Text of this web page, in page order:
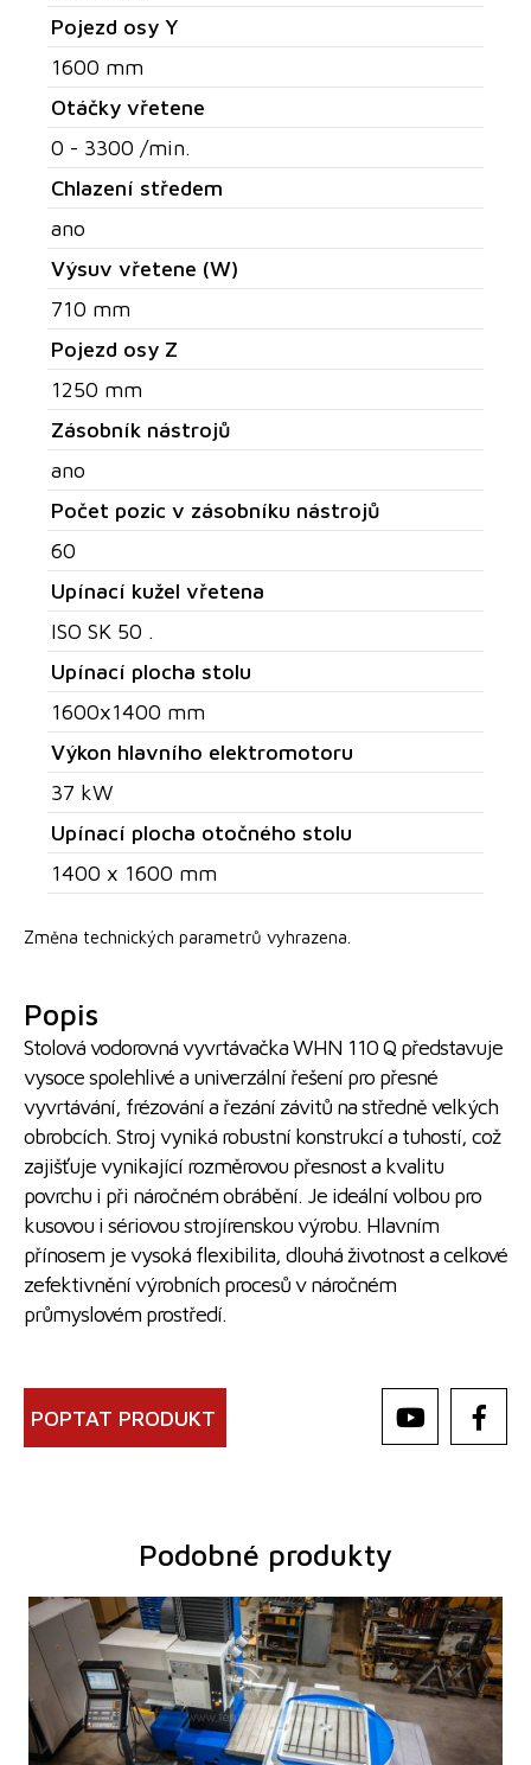
Pojezd osy Y
1600 mm
Otáčky vřetene
0 - 3300 /min.
Chlazení středem
ano
Výsuv vřetene (W)
710 mm
Pojezd osy Z
1250 mm
Zásobník nástrojů
ano
Počet pozic v zásobníku nástrojů
60
Upínací kužel vřetena
ISO SK 50 .
Upínací plocha stolu
1600x1400 mm
Výkon hlavního elektromotoru
37 kW
Upínací plocha otočného stolu
1400 x 1600 mm
Změna technických parametrů vyhrazena.
Popis
Stolová vodorovná vyvrtávačka WHN 110 Q představuje
vysoce spolehlivé a univerzální řešení pro přesné
vyvrtávání, frézování a řezání závitů na středně velkých
obrobcích. Stroj vyniká robustní konstrukcí a tuhostí, což
zajišťuje vynikající rozměrovou přesnost a kvalitu
povrchu i při náročném obrábění. Je ideální volbou pro
kusovou i sériovou strojírenskou výrobu. Hlavním
přínosem je vysoká flexibilita, dlouhá životnost a celkové
zefektivnění výrobních procesů v náročném
průmyslovém prostředí.
POPTAT PRODUKT
Podobné produkty
Rok výroby:
0
Řídící systém
ano
Řídící systém Heidenhain TNC 620
Pracovní průměr vřetena 100 mm
Pojezd osy X
1250 mm
Pojezd osy Y
1030 mm
Otáčky vřetene
16 - 2500 /min.